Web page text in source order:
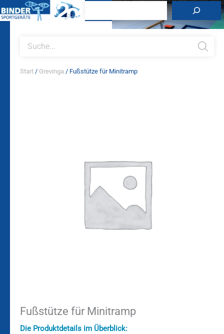
Inhalt
search
Start / Grevinga / Fußstütze für Minitramp
Fußstütze für Minitramp
Die Produktdetails im Überblick: